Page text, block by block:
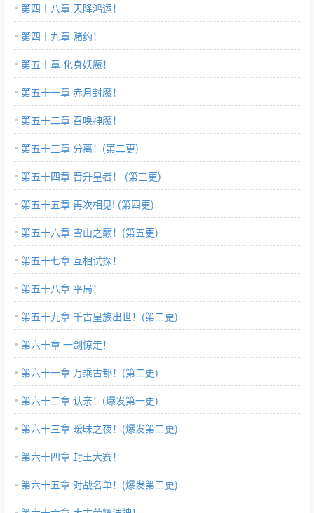
第四十八章 天降鸿运！
第四十九章 赌约！
第五十章 化身妖魔！
第五十一章 赤月封魔！
第五十二章 召唤神魔！
第五十三章 分离！(第二更)
第五十四章 晋升皇者！ (第三更)
第五十五章 再次相见! (第四更)
第五十六章 雪山之巅！(第五更)
第五十七章 互相试探！
第五十八章 平局！
第五十九章 千古皇族出世！(第二更)
第六十章 一剑惊走！
第六十一章 万乘古都！(第二更)
第六十二章 认亲！(爆发第一更)
第六十三章 暧昧之夜！(爆发第二更)
第六十四章 封王大赛！
第六十五章 对战名单！(爆发第二更)